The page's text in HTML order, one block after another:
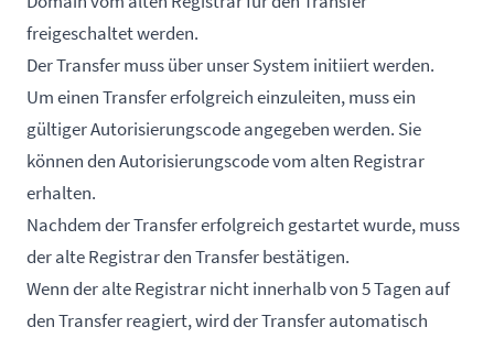
freigeschaltet werden.
Der Transfer muss über unser System initiiert werden.
Um einen Transfer erfolgreich einzuleiten, muss ein
gültiger Autorisierungscode angegeben werden. Sie
können den Autorisierungscode vom alten Registrar
erhalten.
Nachdem der Transfer erfolgreich gestartet wurde, muss
der alte Registrar den Transfer bestätigen.
Wenn der alte Registrar nicht innerhalb von 5 Tagen auf
den Transfer reagiert, wird der Transfer automatisch